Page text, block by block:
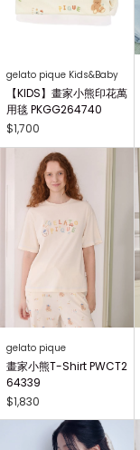
gelato pique Kids&Baby
【KIDS】畫家小熊印花萬
用毯 PKGG264740
$1,700
gelato pique
畫家小熊T-Shirt PWCT2
64339
$1,830